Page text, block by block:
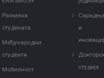
Размена
студената
Међународни
студенти
Мобилност
и
студије